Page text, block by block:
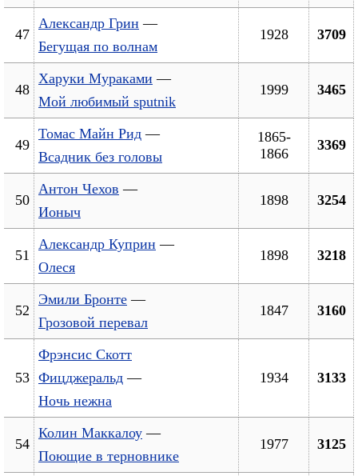
47
Александр Грин —
Бегущая по волнам
1928 3709
48
Харуки Мураками —
Мой любимый sputnik
1999 3465
49
Томас Майн Рид —
Всадник без головы
1865-
1866
3369
50
Антон Чехов —
Ионыч
1898 3254
51
Александр Куприн —
Олеся
1898 3218
52
Эмили Бронте —
Грозовой перевал
1847 3160
53
Фрэнсис Скотт
Фицджеральд —
Ночь нежна
1934 3133
54
Колин Маккалоу —
Поющие в терновнике
1977 3125